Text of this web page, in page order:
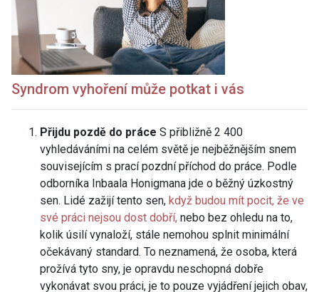
Syndrom vyhoření může potkat i vás
Přijdu pozdě do práce S přibližně 2 400
vyhledáváními na celém světě je nejběžnějším snem
souvisejícím s prací pozdní příchod do práce. Podle
odborníka Inbaala Honigmana jde o běžný úzkostný
sen. Lidé zažijí tento sen, když budou mít pocit, že ve
své práci nejsou dost dobří, nebo bez ohledu na to,
kolik úsilí vynaloží, stále nemohou splnit minimální
očekávaný standard. To neznamená, že osoba, která
prožívá tyto sny, je opravdu neschopná dobře
vykonávat svou práci, je to pouze vyjádření jejich obav,